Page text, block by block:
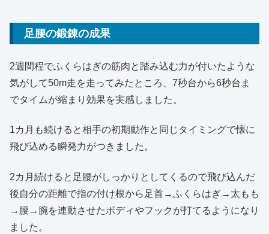
足腰の鍛錬の成果
2週間程でふくらはぎの筋肉と踏み込む力が付いたような
気がして50m走を走ってみたところ、7秒台から6秒台ま
でタイムが縮まり効果を実感しました。
1カ月も続けると相手の初期動作と同じタイミングで懐に
飛び込める瞬発力がつきました。
2カ月続けると足腰がしっかりとしてくるので飛び込んだ
後自分の距離で指の付け根から足首→ふくらはぎ→太もも
→腰→腕を連動させたボディやフックが打てるようになり
ました。